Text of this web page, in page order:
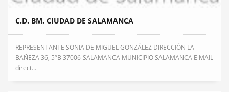
C.D. BM. CIUDAD DE SALAMANCA
REPRESENTANTE SONIA DE MIGUEL GONZÁLEZ DIRECCIÓN LA
BAÑEZA 36, 5ºB 37006-SALAMANCA MUNICIPIO SALAMANCA E MAIL
direct...